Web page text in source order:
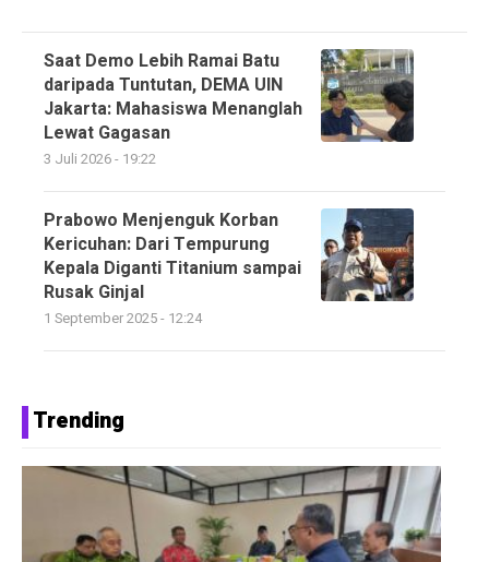
Saat Demo Lebih Ramai Batu
daripada Tuntutan, DEMA UIN
Jakarta: Mahasiswa Menanglah
Lewat Gagasan
3 Juli 2026 - 19:22
Prabowo Menjenguk Korban
Kericuhan: Dari Tempurung
Kepala Diganti Titanium sampai
Rusak Ginjal
1 September 2025 - 12:24
Trending